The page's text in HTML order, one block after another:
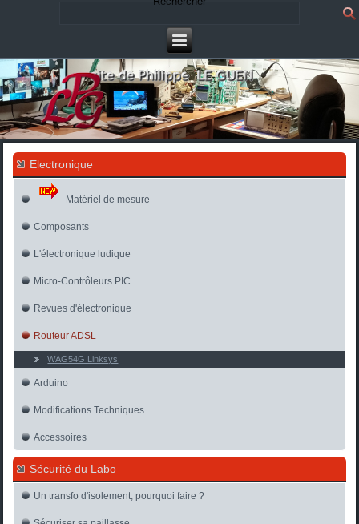
Electronique
Matériel de mesure
Composants
L'électronique ludique
Micro-Contrôleurs PIC
Revues d'électronique
Routeur ADSL
WAG54G Linksys
Arduino
Modifications Techniques
Accessoires
Sécurité du Labo
Un transfo d'isolement, pourquoi faire ?